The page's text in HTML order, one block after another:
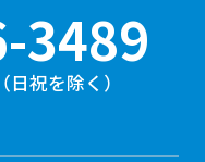
3489
祝を除く）